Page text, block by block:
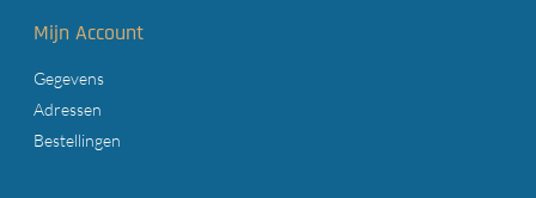
Mijn Account
Gegevens
Adressen
Bestellingen